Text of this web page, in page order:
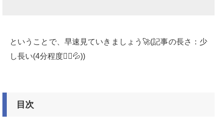
ということで、早速見ていきましょう🚀(記事の長さ：少
し長い(4分程度🙇‍♂️💦))
目次